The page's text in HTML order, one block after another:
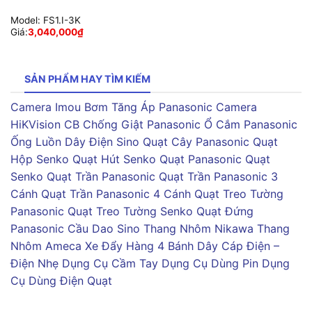
Model: FS1.I-3K
Giá:3,040,000₫
SẢN PHẨM HAY TÌM KIẾM
Camera Imou Bơm Tăng Áp Panasonic Camera
HiKVision CB Chống Giật Panasonic Ổ Cắm Panasonic
Ống Luồn Dây Điện Sino Quạt Cây Panasonic Quạt
Hộp Senko Quạt Hút Senko Quạt Panasonic Quạt
Senko Quạt Trần Panasonic Quạt Trần Panasonic 3
Cánh Quạt Trần Panasonic 4 Cánh Quạt Treo Tường
Panasonic Quạt Treo Tường Senko Quạt Đứng
Panasonic Cầu Dao Sino Thang Nhôm Nikawa Thang
Nhôm Ameca Xe Đẩy Hàng 4 Bánh Dây Cáp Điện –
Điện Nhẹ Dụng Cụ Cầm Tay Dụng Cụ Dùng Pin Dụng
Cụ Dùng Điện Quạt